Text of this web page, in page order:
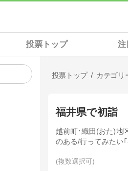
投票トップ 注
投票トップ カテゴリ
福井県で初詣
越前町･織田(おた)地
のある/行ってみたい
複数選択可